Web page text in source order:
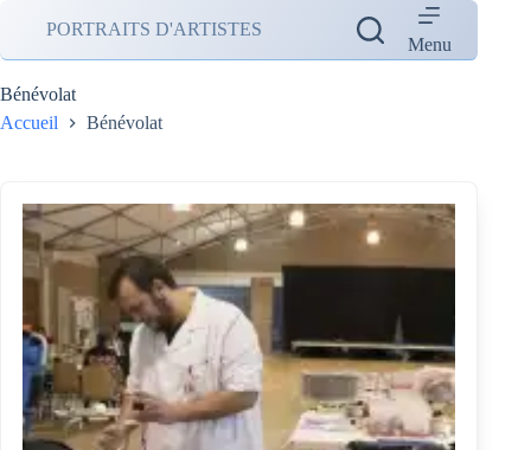
contenu
PORTRAITS D'ARTISTES
Menu
Bénévolat
Accueil
Bénévolat